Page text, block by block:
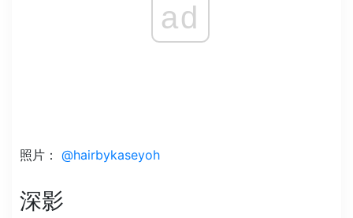
ad
照片： @hairbykaseyoh
深影